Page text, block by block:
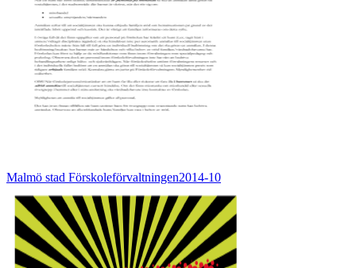
Malmö stad Förskoleförvaltningen2014-10